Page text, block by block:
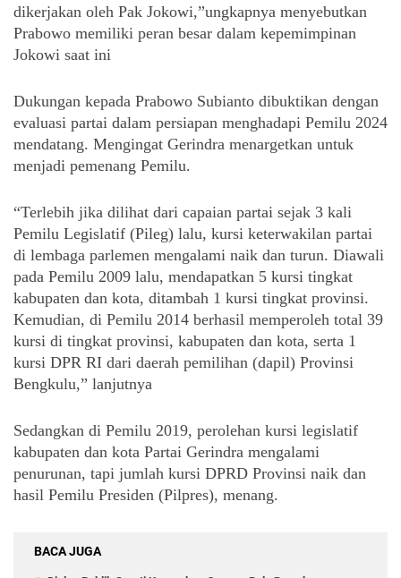
dikerjakan oleh Pak Jokowi,”ungkapnya menyebutkan
Prabowo memiliki peran besar dalam kepemimpinan
Jokowi saat ini
Dukungan kepada Prabowo Subianto dibuktikan dengan
evaluasi partai dalam persiapan menghadapi Pemilu 2024
mendatang. Mengingat Gerindra menargetkan untuk
menjadi pemenang Pemilu.
“Terlebih jika dilihat dari capaian partai sejak 3 kali
Pemilu Legislatif (Pileg) lalu, kursi keterwakilan partai
di lembaga parlemen mengalami naik dan turun. Diawali
pada Pemilu 2009 lalu, mendapatkan 5 kursi tingkat
kabupaten dan kota, ditambah 1 kursi tingkat provinsi.
Kemudian, di Pemilu 2014 berhasil memperoleh total 39
kursi di tingkat provinsi, kabupaten dan kota, serta 1
kursi DPR RI dari daerah pemilihan (dapil) Provinsi
Bengkulu,” lanjutnya
Sedangkan di Pemilu 2019, perolehan kursi legislatif
kabupaten dan kota Partai Gerindra mengalami
penurunan, tapi jumlah kursi DPRD Provinsi naik dan
hasil Pemilu Presiden (Pilpres), menang.
BACA JUGA